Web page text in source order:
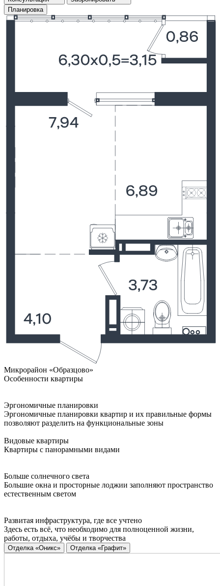
Планировка
Микрорайон «Образцово»
Особенности квартиры
Эргономичные планировки
Эргономичные планировки квартир и их правильные формы
позволяют разделить на функциональные зоны
Видовые квартиры
Квартиры с панорамными видами
Больше солнечного света
Большие окна и просторные лоджии заполняют пространство
естественным светом
Развитая инфраструктура, где все учтено
Здесь есть всё, что необходимо для полноценной жизни,
работы, отдыха, учёбы и творчества
Отделка «Оникс» Отделка «Графит»